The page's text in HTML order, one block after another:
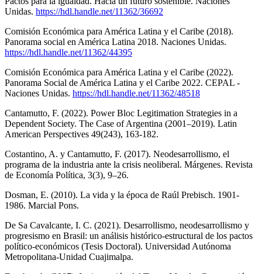
Unidas. https://hdl.handle.net/11362/36692
Comisión Económica para América Latina y el Caribe (2018).
Panorama social en América Latina 2018. Naciones Unidas.
https://hdl.handle.net/11362/44395
Comisión Económica para América Latina y el Caribe (2022).
Panorama Social de América Latina y el Caribe 2022. CEPAL -
Naciones Unidas. https://hdl.handle.net/11362/48518
Cantamutto, F. (2022). Power Bloc Legitimation Strategies in a
Dependent Society. The Case of Argentina (2001–2019). Latin
American Perspectives 49(243), 163-182.
Costantino, A. y Cantamutto, F. (2017). Neodesarrollismo, el
programa de la industria ante la crisis neoliberal. Márgenes. Revista
de Economía Política, 3(3), 9–26.
Dosman, E. (2010). La vida y la época de Raúl Prebisch. 1901-
1986. Marcial Pons.
De Sa Cavalcante, I. C. (2021). Desarrollismo, neodesarrollismo y
progresismo en Brasil: un análisis histórico-estructural de los pactos
político-económicos (Tesis Doctoral). Universidad Autónoma
Metropolitana-Unidad Cuajimalpa.